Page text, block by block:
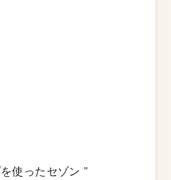
使ったセゾン ”